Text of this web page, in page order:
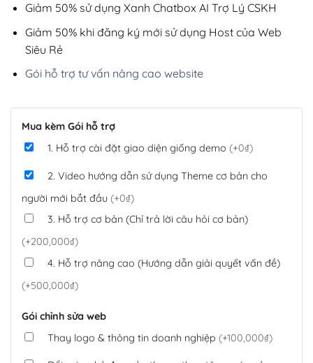
Giảm 50% sử dụng Xanh Chatbox AI Trợ Lý CSKH
Giảm 50% khi đăng ký mới sử dụng Host của Web
Siêu Rẻ
Gói hỗ trợ tư vấn nâng cao website
Mua kèm Gói hỗ trợ
1. Hỗ trợ cài đặt giao diện giống demo (+0₫)
2. Video hướng dẫn sử dụng Theme cơ bản cho
người mới bắt đầu (+0₫)
3. Hỗ trợ cơ bản (Chỉ trả lời câu hỏi cơ bản)
(+200,000₫)
4. Hỗ trợ nâng cao (Hướng dẫn giải quyết vấn đề)
(+500,000₫)
Gói chỉnh sửa web
Thay logo & thông tin doanh nghiệp (+100,000₫)